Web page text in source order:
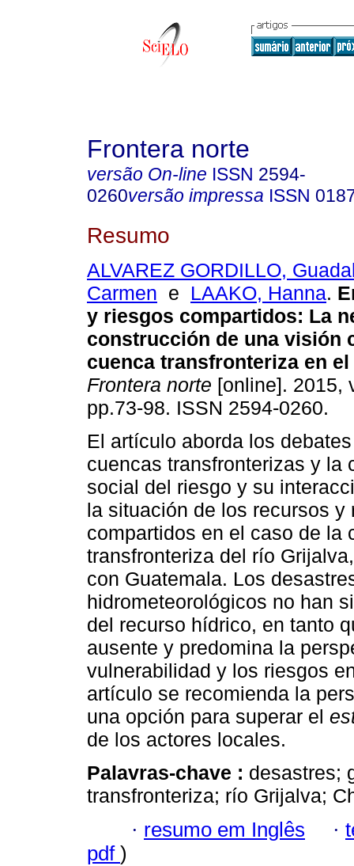
Frontera norte
versão On-line ISSN 2594-
0260versão impressa ISSN
Resumo
ALVAREZ GORDILLO,
Carmen e LAAKO, Hanna.
y riesgos compartidos: La
construcción de una visión
cuenca transfronteriza en
Frontera norte [online]. 2015,
pp.73-98. ISSN 2594-0260.
El artículo aborda los
cuencas transfronterizas y la
social del riesgo y su
la situación de los recursos y
compartidos en el caso de la
transfronteriza del río
con Guatemala. Los
hidrometeorológicos no han
del recurso hídrico, en tanto
ausente y predomina la
vulnerabilidad y los riesgos
artículo se recomienda la
una opción para superar el
de los actores locales.
Palavras-chave : desastres;
transfronteriza; río Grijalva;
· resumo em Inglês ·
pdf )